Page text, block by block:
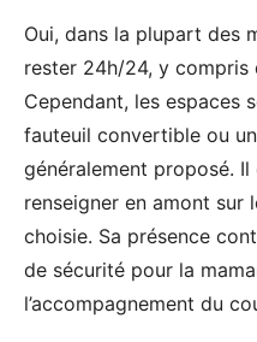
Oui, dans la plupart des
rester 24h/24, y compris
Cependant, les espaces
fauteuil convertible ou
généralement proposé.
renseigner en amont sur
choisie. Sa présence
de sécurité pour la
l’accompagnement du